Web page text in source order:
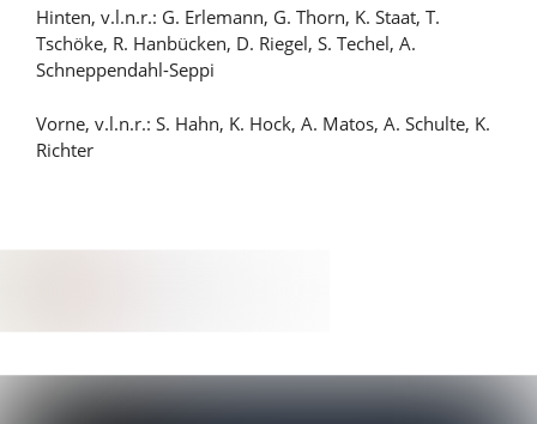
Hinten, v.l.n.r.: G. Erlemann, G. Thorn, K. Staat, T.
Tschöke, R. Hanbücken, D. Riegel, S. Techel, A.
Schneppendahl-Seppi
Vorne, v.l.n.r.: S. Hahn, K. Hock, A. Matos, A. Schulte, K.
Richter